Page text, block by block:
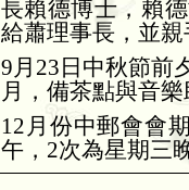
長賴德博士，賴
給蕭理事長，並
9 月 23 日中秋節前
月，備茶點與音
12 月份中郵會會
午， 2次為星期三